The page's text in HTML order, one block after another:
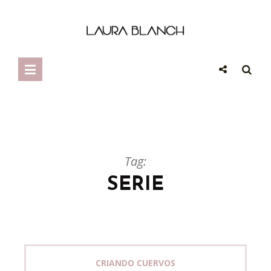
Tag:
SERIE
CRIANDO CUERVOS